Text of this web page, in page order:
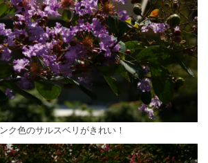
ク色のサルスベリがきれい！